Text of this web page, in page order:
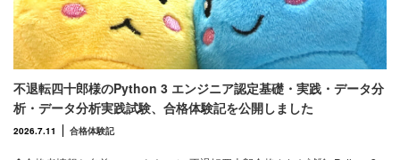
不退転四十郎様のPython 3 エンジニア認定基礎・実践・データ分
析・データ分析実践試験、合格体験記を公開しました
2026.7.11 合格体験記